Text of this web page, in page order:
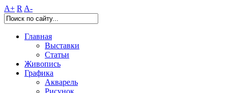
A+ R A-
Главная
Выставки
Статьи
Живопись
Графика
Акварель
Рисунок